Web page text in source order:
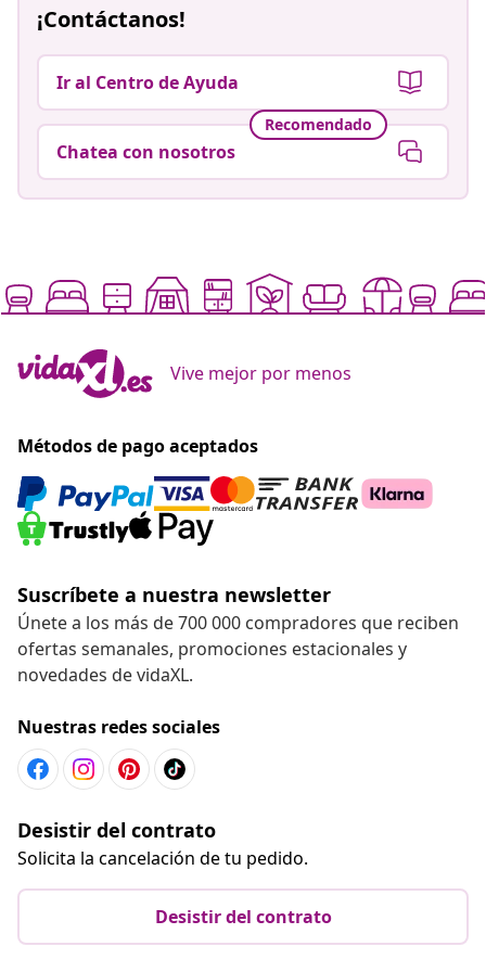
¡Contáctanos!
Ir al Centro de Ayuda
Recomendado
Chatea con nosotros
Vive mejor por menos
Métodos de pago aceptados
Suscríbete a nuestra newsletter
Únete a los más de 700 000 compradores que reciben
ofertas semanales, promociones estacionales y
novedades de vidaXL.
Nuestras redes sociales
Desistir del contrato
Solicita la cancelación de tu pedido.
Desistir del contrato